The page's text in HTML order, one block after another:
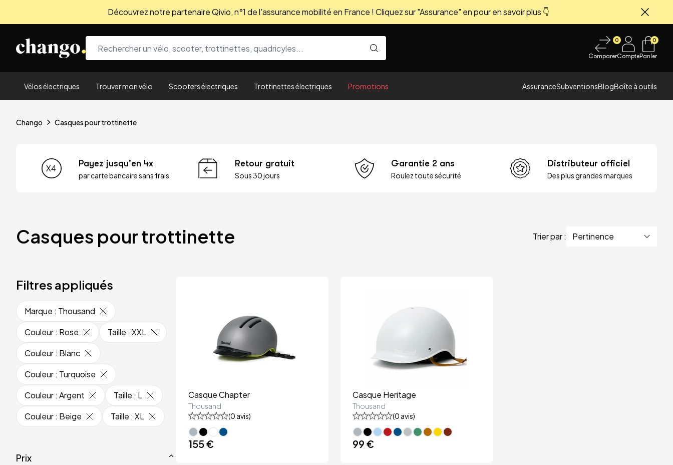
Découvrez notre partenaire Qivio, n°1 de l'assurance mobilité en France ! Cliquez sur "Assurance" en pour en savoir plus 👇
0
ComparerCompte
0
Panier
Vélos électriques Trouver mon vélo Scooters électriques Trottinettes électriques Promotions AssuranceSubventionsBlogBoîte à outils
Chango Casques pour trottinette
Payez jusqu'en 4x
par carte bancaire sans frais
Retour gratuit
Sous 30 jours
Garantie 2 ans
Roulez toute sécurité
Distributeur officiel
Des plus grandes marques
Casques pour trottinette Trier par :
Filtres appliqués
Marque : Thousand
Couleur: Rose Taille : XXL
Couleur: Blanc
Couleur: Turquoise
Couleur: Argent Taille : L
Couleur: Beige Taille : XL
Prix
Casque Chapter
Thousand
(0 avis)
155 €
Casque Heritage
Thousand
(0 avis)
99 €